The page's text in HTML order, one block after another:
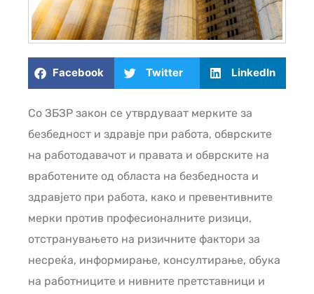
Facebook Twitter LinkedIn
Со ЗБЗР закон се утврдуваат мерките за
безбедност и здравје при рaбота, обврските
на работодавачот и правата и обврските на
вработените од областа на безбедноста и
здравјето при работа, како и превентивните
мерки против професионалните ризици,
отстранувањето на ризичните фактори за
несреќа, информирање, консултирање, обука
на работниците и нивните претставници и